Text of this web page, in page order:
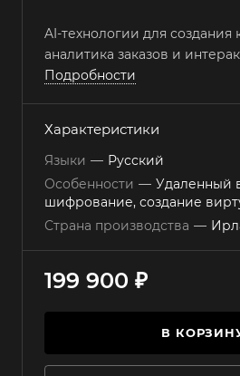
AI-технологии для создания
аналитика заказов и
Подробности
Характеристики
Языки — Русский
Особенности — Удаленный
шифрование, создание
Страна производства —
199 900 ₽
В